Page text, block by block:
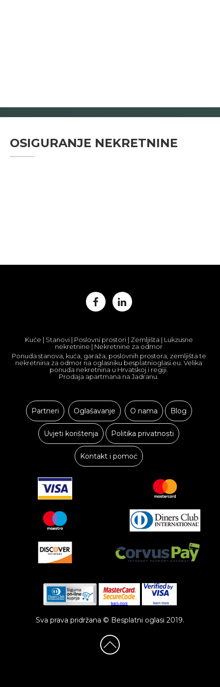
OSIGURANJE NEKRETNINE
Kuće | Stanovi | Poslovni prostori | Zemljišta | Lukzusne
nekretnine | Nekretnine za odmor
Ponuda stanova, kuća, garaža, poslovnih prostora, zemljišta te
nekretnina za odmor na oglasniku besplatnioglasi.eu. Velika
ponuda nekretnina u Hrvatskoj i regiji.
Prodaja apartmana na Jadranu.
Partneri Oglašavanje O nama Blog
Uvjeti korištenja Politika privatnosti
Kontakt i pomoć
Sva prava pridržana © Besplatni oglasi 2019.